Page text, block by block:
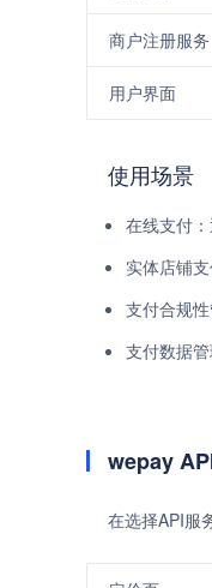
商户注册服务
用户界面
使用场景
在线支付
实体店铺
支付合规
支付数据
wepay
在选择API服